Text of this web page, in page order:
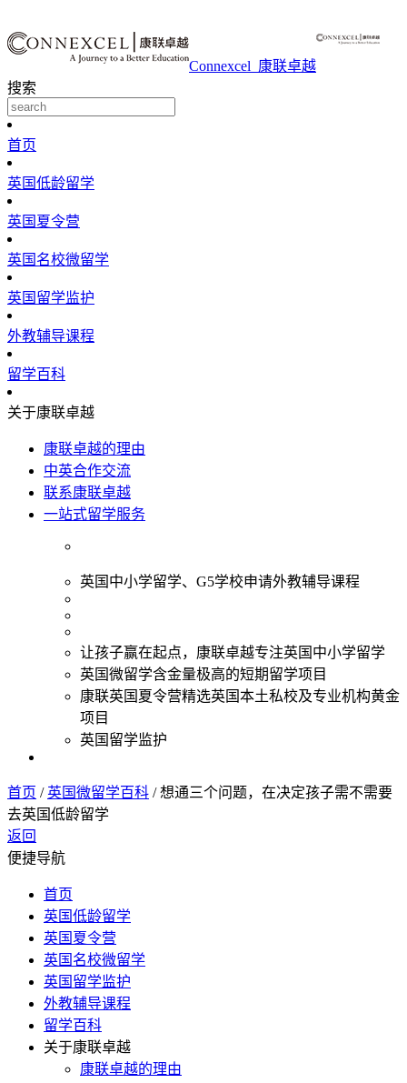
Connexcel_康联卓越
搜索
首页
英国低龄留学
英国夏令营
英国名校微留学
英国留学监护
外教辅导课程
留学百科
关于康联卓越
康联卓越的理由
中英合作交流
联系康联卓越
一站式留学服务
英国中小学留学、G5学校申请外教辅导课程
让孩子赢在起点，康联卓越专注英国中小学留学
英国微留学含金量极高的短期留学项目
康联英国夏令营精选英国本土私校及专业机构黄金
项目
英国留学监护
首页 / 英国微留学百科 /想通三个问题，在决定孩子需不需要
去英国低龄留学
返回
便捷导航
首页
英国低龄留学
英国夏令营
英国名校微留学
英国留学监护
外教辅导课程
留学百科
关于康联卓越
康联卓越的理由